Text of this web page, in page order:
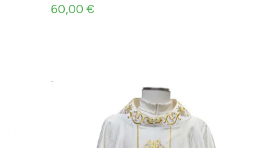
60,00 €